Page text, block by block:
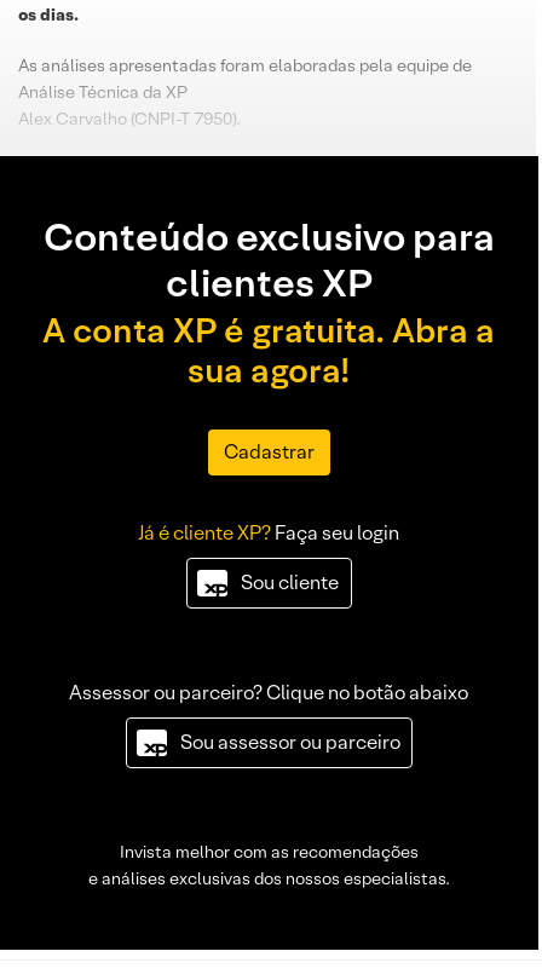
os dias.
As análises apresentadas foram elaboradas pela equipe de
Análise Técnica da XP
Alex Carvalho (CNPI-T 7950).
Conteúdo exclusivo para
clientes XP
A conta XP é gratuita. Abra a
sua agora!
Cadastrar
Já é cliente XP?Faça seu login
Sou cliente
Assessor ou parceiro? Clique no botão abaixo
Sou assessor ou parceiro
Invista melhor com as recomendações
e análises exclusivas dos nossos especialistas.